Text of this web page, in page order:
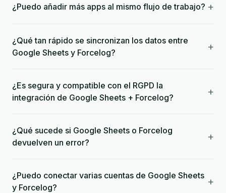
¿Puedo añadir más apps al mismo flujo de trabajo? +
¿Qué tan rápido se sincronizan los datos entre
Google Sheets y Forcelog?
+
¿Es segura y compatible con el RGPD la
integración de Google Sheets + Forcelog?
+
¿Qué sucede si Google Sheets o Forcelog
devuelven un error?
+
¿Puedo conectar varias cuentas de Google Sheets
y Forcelog?
+